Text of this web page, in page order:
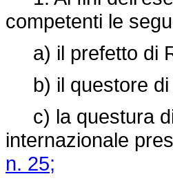
competenti le
a) il prefetto di
b) il questore di
c) la questura di
internazionale
n. 25;